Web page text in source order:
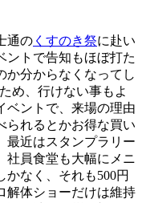
通の くすのき祭に赴い
ントで告知もほぼ打た
か分からなくなってし
め、行けない事もよ
ベントで、来場の理由
られるとかお得な買い
最近はスタンプラリー
社員食堂も大幅にメニ
かなく、それも500円
解体ショーだけは維持